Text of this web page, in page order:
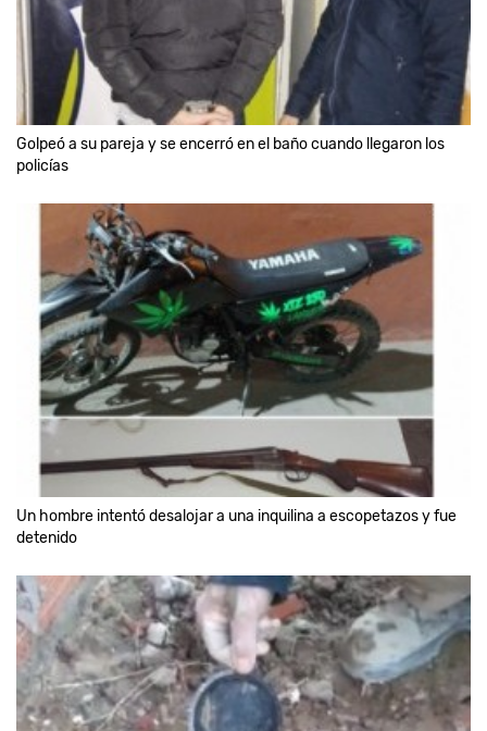
Golpeó a su pareja y se encerró en el baño cuando llegaron los
policías
Un hombre intentó desalojar a una inquilina a escopetazos y fue
detenido